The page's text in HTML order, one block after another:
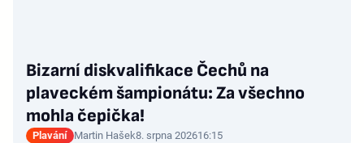
Bizarní diskvalifikace Čechů na
plaveckém šampionátu: Za všechno
mohla čepička!
Plavání Martin Hašek8. srpna 202616:15